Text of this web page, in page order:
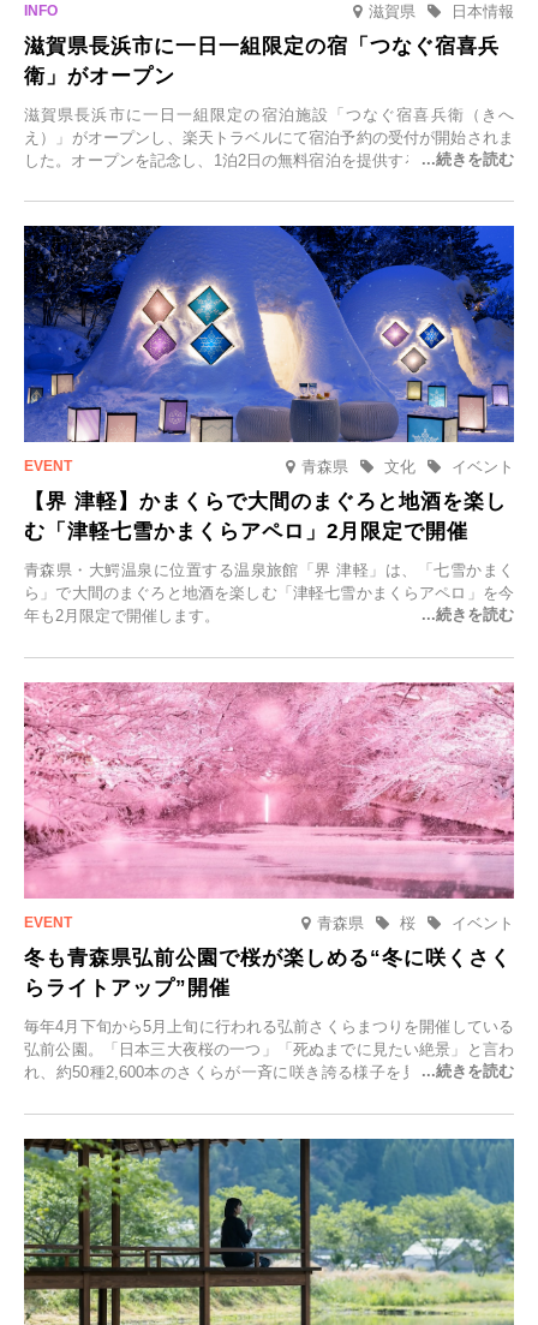
滋賀県 日本情報
滋賀県長浜市に一日一組限定の宿「つなぐ宿喜兵
衛」がオープン
滋賀県長浜市に一日一組限定の宿泊施設「つなぐ宿喜兵衛（きへ
え）」がオープンし、楽天トラベルにて宿泊予約の受付が開始されま
した。オープンを記念し、1泊2日の無料宿泊を提供するキャンペーン
一組限定の宿だからこそ叶う、大切な人との特別な時間を体験いただ
けます。
青森県 イベント
文化
【界 津軽】かまくらで大間のまぐろと地酒を楽し
む「津軽七雪かまくらアペロ」2月限定で開催
青森県・大鰐温泉に位置する温泉旅館「界 津軽」は、「七雪かまく
ら」で大間のまぐろと地酒を楽しむ「津軽七雪かまくらアペロ」を今
年も2月限定で開催します。
青森県 イベント
桜
冬も青森県弘前公園で桜が楽しめる“冬に咲くさく
らライトアップ”開催
毎年4月下旬から5月上旬に行われる弘前さくらまつりを開催している
弘前公園。「日本三大夜桜の一つ」「死ぬまでに見たい絶景」と言わ
れ、約50種2,600本のさくらが一斉に咲き誇る様子を見に、世界中か
日(月)～2026年2月28日(土)の期間、「冬に咲くさくらライトアップ」
を開催します。